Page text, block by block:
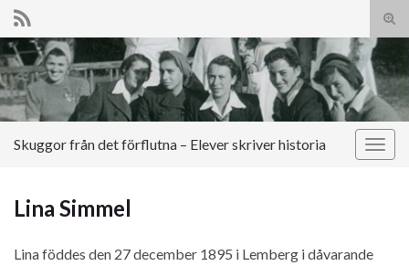
Slå
på/
Search for:
Slå
Skuggor från det förflutna – Elever skriver historia
Lina Simmel
Lina föddes den 27 december 1895 i Lemberg i dåvarande